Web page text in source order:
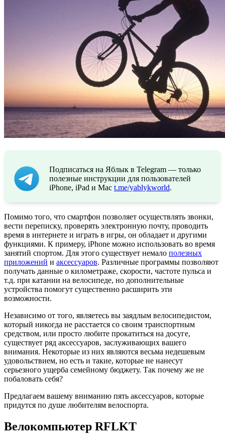
Подписаться на Яблык в Telegram — только
полезные инструкции для пользователей
iPhone, iPad и Mac t.me/yablykworld.
Помимо того, что смартфон позволяет осуществлять звонки,
вести переписку, проверять электронную почту, проводить
время в интернете и играть в игры, он обладает и другими
функциями. К примеру, iPhone можно использовать во время
занятий спортом. Для этого существует немало полезных
приложений и аксессуаров. Различные программы позволяют
получать данные о километраже, скорости, частоте пульса и
т.д. при катании на велосипеде, но дополнительные
устройства помогут существенно расширить эти
возможности.
Независимо от того, являетесь вы заядлым велосипедистом,
который никогда не расстается со своим транспортным
средством, или просто любите прокатиться на досуге,
существует ряд аксессуаров, заслуживающих вашего
внимания. Некоторые из них являются весьма недешевым
удовольствием, но есть и такие, которые не нанесут
серьезного ущерба семейному бюджету. Так почему же не
побаловать себя?
Предлагаем вашему вниманию пять аксессуаров, которые
придутся по душе любителям велоспорта.
Велокомпьютер RFLKT